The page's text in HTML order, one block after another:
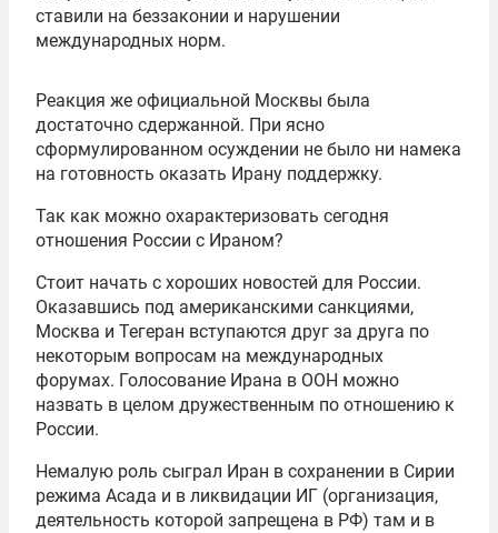
ставили на беззаконии и нарушении
международных норм.
Реакция же официальной Москвы была
достаточно сдержанной. При ясно
сформулированном осуждении не было ни намека
на готовность оказать Ирану поддержку.
Так как можно охарактеризовать сегодня
отношения России с Ираном?
Стоит начать с хороших новостей для России.
Оказавшись под американскими санкциями,
Москва и Тегеран вступаются друг за друга по
некоторым вопросам на международных
форумах. Голосование Ирана в ООН можно
назвать в целом дружественным по отношению к
России.
Немалую роль сыграл Иран в сохранении в Сирии
режима Асада и в ликвидации ИГ (организация,
деятельность которой запрещена в РФ) там и в